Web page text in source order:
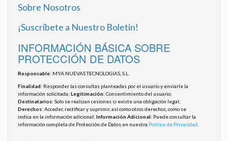
Sobre Nosotros
¡Suscríbete a Nuestro Boletín!
INFORMACIÓN BÁSICA SOBRE
PROTECCIÓN DE DATOS
Responsable: MYA NUEVAS TECNOLOGIAS, S.L.
Finalidad: Responder las consultas planteadas por el usuario y enviarle la
información solicitada; Legitimación: Consentimiento del usuario;
Destinatarios: Solo se realizan cesiones si existe una obligación legal;
Derechos: Acceder, rectificar y suprimir, así como otros derechos, como se
indica en la información adicional; Información Adicional: Puede consultar la
información completa de Protección de Datos en nuestra Política de Privacidad